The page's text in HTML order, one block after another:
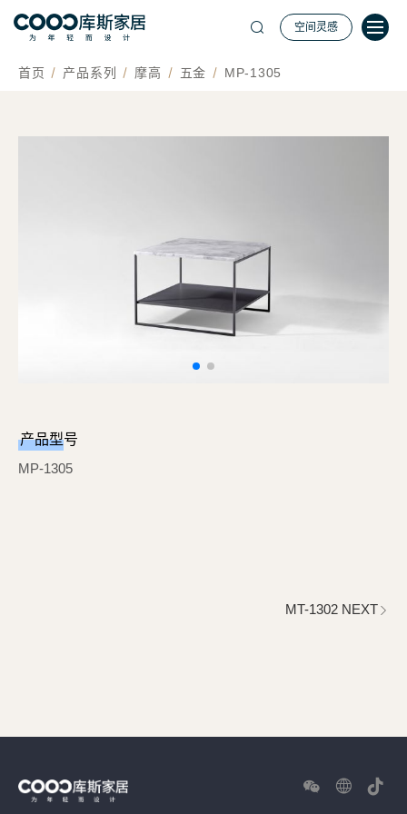
空间灵感
首页 产品系列 摩高 五金 MP-1305
产品型号
MP-1305
MT-1302 NEXT